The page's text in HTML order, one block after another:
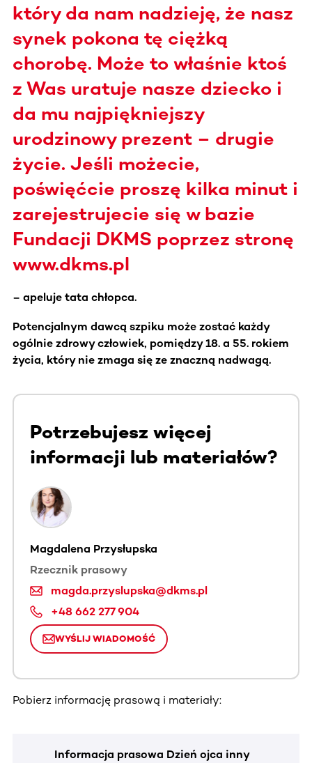
który da nam nadzieję, że nasz
synek pokona tę ciężką
chorobę. Może to właśnie ktoś
z Was uratuje nasze dziecko i
da mu najpiękniejszy
urodzinowy prezent – drugie
życie. Jeśli możecie,
poświęćcie proszę kilka minut i
zarejestrujecie się w bazie
Fundacji DKMS poprzez stronę
www.dkms.pl
– apeluje tata chłopca.
Potencjalnym dawcą szpiku może zostać każdy
ogólnie zdrowy człowiek, pomiędzy 18. a 55. rokiem
życia, który nie zmaga się ze znaczną nadwagą.
Potrzebujesz więcej
informacji lub materiałów?
Magdalena Przysłupska
Rzecznik prasowy
magda.przyslupska@dkms.pl
+48 662 277 904
WYŚLIJ WIADOMOŚĆ
Pobierz informację prasową i materiały:
Informacja prasowa Dzień ojca inny